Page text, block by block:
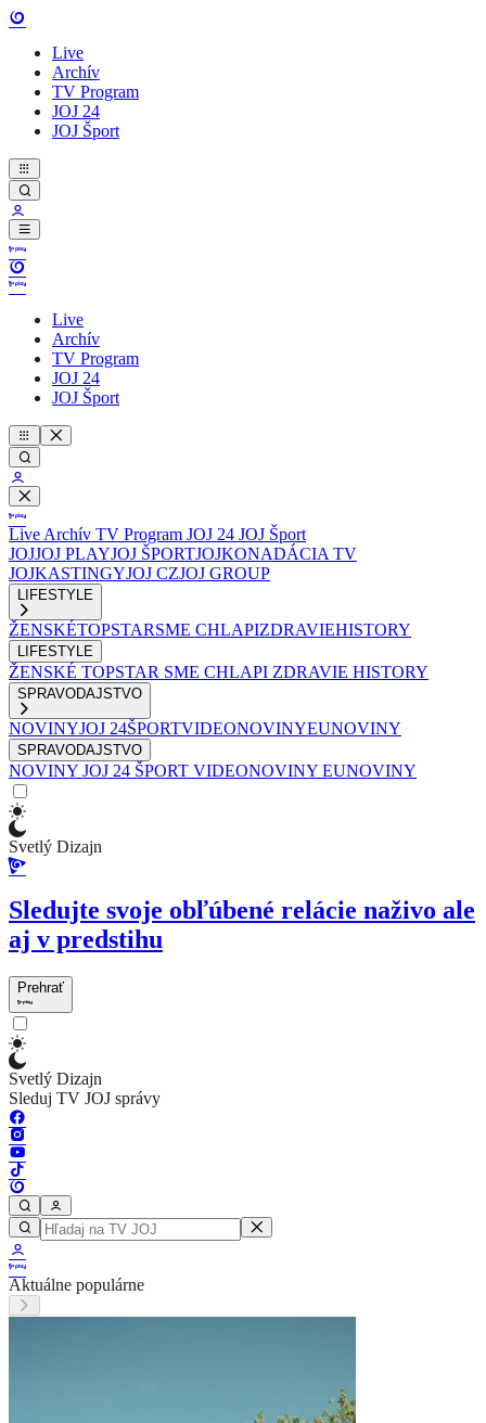
Live
Archív
TV Program
JOJ 24
JOJ Šport
Live
Archív
TV Program
JOJ 24
JOJ Šport
Live Archív TV Program JOJ 24 JOJ Šport
JOJJOJ PLAYJOJ ŠPORTJOJKONADÁCIA TV
JOJKASTINGYJOJ CZJOJ GROUP
LIFESTYLE
ŽENSKÉTOPSTARSME CHLAPIZDRAVIEHISTORY
LIFESTYLE
ŽENSKÉ TOPSTAR SME CHLAPI ZDRAVIE HISTORY
SPRAVODAJSTVO
NOVINYJOJ 24ŠPORTVIDEONOVINYEUNOVINY
SPRAVODAJSTVO
NOVINY JOJ 24 ŠPORT VIDEONOVINY EUNOVINY
Svetlý Dizajn
Sledujte svoje obľúbené relácie naživo ale
aj v predstihu
Prehrať
Svetlý Dizajn
Sleduj TV JOJ správy
Aktuálne populárne